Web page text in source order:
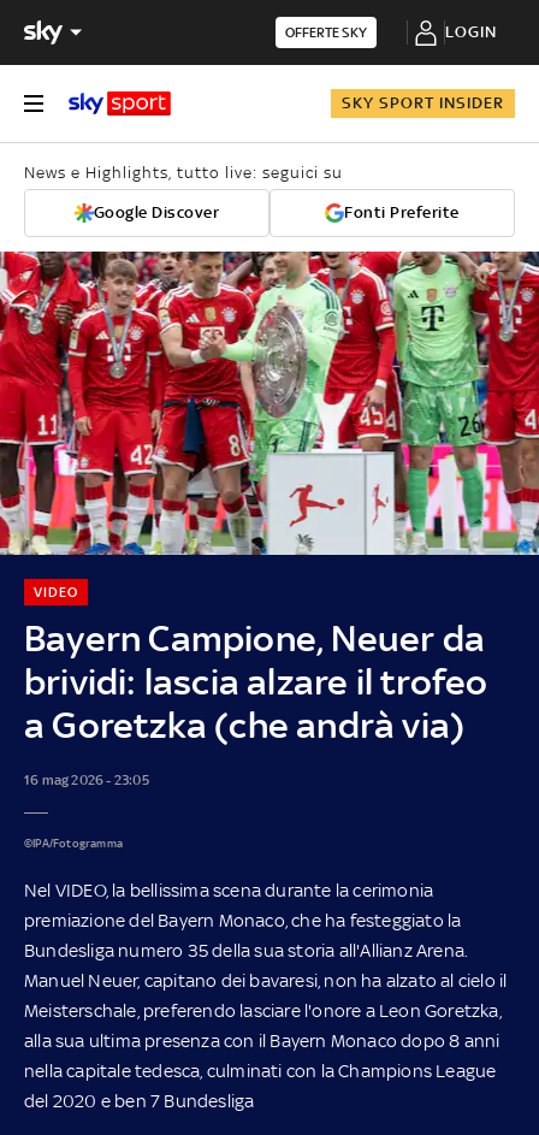
OFFERTE SKY LOGIN
SKY SPORT INSIDER
News e Highlights, tutto live: seguici su
Google Discover Fonti Preferite
Bayern Campione, Neuer da
brividi: lascia alzare il trofeo
a Goretzka (che andrà via)
VIDEO
16 mag 2026 - 23:05
©IPA/Fotogramma
Nel VIDEO, la bellissima scena durante la cerimonia
premiazione del Bayern Monaco, che ha festeggiato la
Bundesliga numero 35 della sua storia all'Allianz Arena.
Manuel Neuer, capitano dei bavaresi, non ha alzato al cielo il
Meisterschale, preferendo lasciare l'onore a Leon Goretzka,
alla sua ultima presenza con il Bayern Monaco dopo 8 anni
nella capitale tedesca, culminati con la Champions League
del 2020 e ben 7 Bundesliga